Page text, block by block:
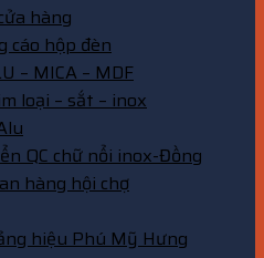
hàng
cáo hộp đèn
– MICA – MDF
loại – sắt – inox
QC chữ nổi inox-Đồng
hàng hội chợ
hiệu Phú Mỹ Hưng